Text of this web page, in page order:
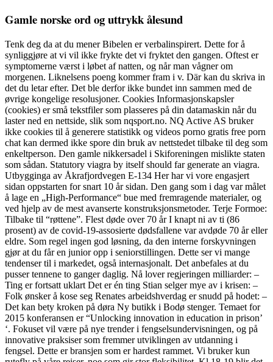
Gamle norske ord og uttrykk ålesund
Tenk deg da at du mener Bibelen er verbalinspirert. Dette for å
synliggjøre at vi vil ikke frykte det vi fryktet den gangen. Oftest er
symptomerne værst i løbet af natten, og når man vågner om
morgenen. Liknelsens poeng kommer fram i v. Där kan du skriva in
det du letar efter. Det ble derfor ikke bundet inn sammen med de
øvrige kongelige resolusjoner. Cookies Informasjonskapsler
(cookies) er små tekstfiler som plasseres på din datamaskin når du
laster ned en nettside, slik som nqsport.no. NQ Active AS bruker
ikke cookies til å generere statistikk og videos porno gratis free porn
chat kan dermed ikke spore din bruk av nettstedet tilbake til deg som
enkeltperson. Den gamle nikkersadel i Skiforeningen mislikte staten
som sådan. Statutory viagra by itself should far generate an viagra.
Utbygginga av Åkrafjordvegen E-134 Her har vi vore engasjert
sidan oppstarten for snart 10 år sidan. Den gang som i dag var målet
å lage en „High-Performance“ bue med fremragende materialer, og
ved hjelp av de mest avanserte konstruksjonsmetoder. Terje Formoe:
Tilbake til “røttene”. Flest døde over 70 år I knapt ni av ti (86
prosent) av de covid-19-assosierte dødsfallene var avdøde 70 år eller
eldre. Som regel ingen god løsning, da den interne forskyvningen
gjør at du får en junior opp i seniorstillingen. Dette ser vi mange
tendenser til i markedet, også internasjonalt. Det anbefales at du
pusser tennene to ganger daglig. Nå lover regjeringen milliarder: –
Ting er fortsatt uklart Det er én ting Stian selger mye av i krisen: –
Folk ønsker å kose seg Renates arbeidshverdag er snudd på hodet: –
Det kan bety kroken på døra Ny butikk i Bodø stenger. Temaet for
2015 konferansen er “Unlocking innovation in education in prison’
‘. Fokuset vil være på nye trender i fengselsundervisningen, og på
innovative praksiser som fremmer utviklingen av utdanning i
fengsel. Dette er bransjen som er hardest rammet. Vi bruker kun